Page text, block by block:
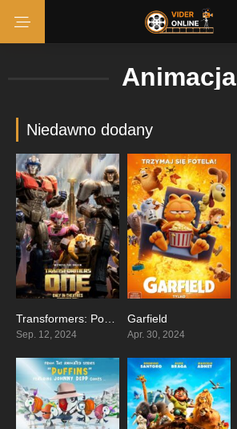
Animacja
Niedawno dodany
0
Sep. 12, 2024
Garfield
Apr. 30, 2024